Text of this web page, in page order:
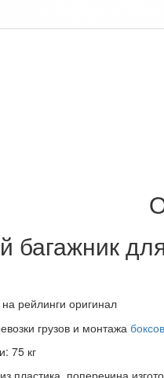
багажник
на рейлинги оригинал
грузов и монтажа боксов
75 кг
пластика, поперечина